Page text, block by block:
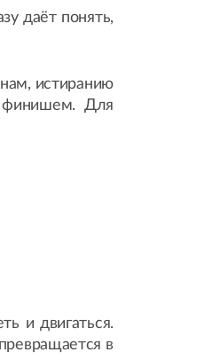
даёт понять,
истиранию
финишем. Для
и двигаться.
в